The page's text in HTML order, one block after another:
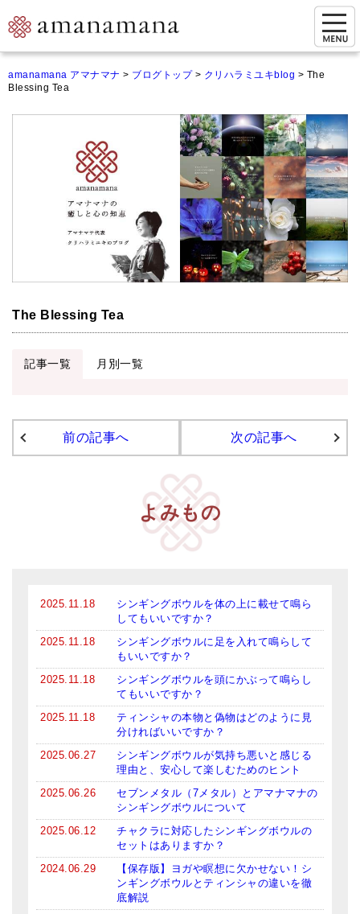
ご来店&購入
シンギングボウル講座
倍音呼吸法レッスン
商品一覧
●チベット・シンギングボウル
●新・鍛造スペシャル
スティック・マレット・リング（台座）
アマナマナのティンシャ
プレミアム・ティンシャ（L・M）
ベーシック・ティンシャ（4種）
ティンシャケース
チベット・真マントラ香
お香定期購入（ラクとくサブスク）
チベット高僧のオラクルカード
ベル＆ドルジェ
シンギングボウル入門本・CD
amanamana アマナマナ > ブログトップ> クリハラミユキblog > The
Blessing Tea
The Blessing Tea
記事一覧 月別一覧
前の記事へ 次の記事へ
よみもの
2025.11.18
シンギングボウルを体の上に載せて鳴ら
してもいいですか？
2025.11.18
シンギングボウルに足を入れて鳴らして
もいいですか？
2025.11.18
シンギングボウルを頭にかぶって鳴らし
てもいいですか？
2025.11.18
ティンシャの本物と偽物はどのように見
分ければいいですか？
2025.06.27
シンギングボウルが気持ち悪いと感じる
理由と、安心して楽しむためのヒント
2025.06.26
セブンメタル（7メタル）とアマナマナの
シンギングボウルについて
2025.06.12
チャクラに対応したシンギングボウルの
セットはありますか？
2024.06.29
【保存版】ヨガや瞑想に欠かせない！シ
ンギングボウルとティンシャの違いを徹
底解説